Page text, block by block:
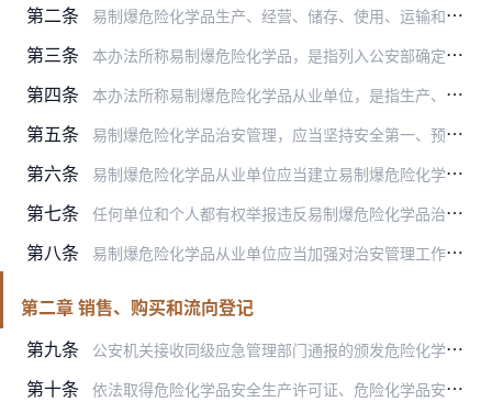
第二条 易制爆危险化学品生产、经营、储存、使用、运输和处置的治安管理，适用本办法。
第三条 本办法所称易制爆危险化学品，是指列入公安部确定、公布的易制爆危险化学品名录，可用于制造爆炸物品的化学品。
第四条 本办法所称易制爆危险化学品从业单位，是指生产、经营、储存、使用、运输及处置易制爆危险化学品的单位。
第五条 易制爆危险化学品治安管理，应当坚持安全第一、预防为主、依法治理、系统治理的原则，强化和落实从业单位的主体责任。
第六条 易制爆危险化学品从业单位应当建立易制爆危险化学品信息系统，并实现与公安机关的信息系统互联互通。
第七条 任何单位和个人都有权举报违反易制爆危险化学品治安管理规定的行为；接到举报的公安机关应当依法及时查处，并为举报人员保密，对举报有功人员给予奖励。
第八条 易制爆危险化学品从业单位应当加强对治安管理工作的检查、考核和奖惩，及时发现、整改治安隐患，并保存检查、整改记录。
第二章 销售、购买和流向登记
第九条
公安机关接收同级应急管理部门通报的颁发危险化学品安全生产许可证、危险化学品安全使用许可证、危险化学品经营许可证、烟花爆竹安全生产许可证情况后，对属于易制爆危险化…
第十条 依法取得危险化学品安全生产许可证、危险化学品安全使用许可证、危险化学品经营许可证的企业，凭相应的许可证件购买易制爆危险化学品。民用爆炸物品生产企业凭民用爆炸物品…